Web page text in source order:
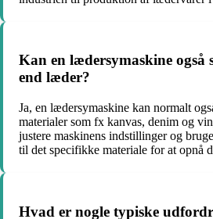
Kan en lædersymaskine også
end læder?
Ja, en lædersymaskine kan normalt
materialer som fx kanvas, denim og
justere maskinens indstillinger og
til det specifikke materiale for at opnå
Hvad er nogle typiske